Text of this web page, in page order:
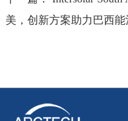
美，创新方案助力巴西能